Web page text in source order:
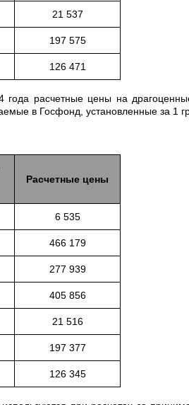
21 537
197 575
126 471
года расчетные цены на
в Госфонд, установленные за 1
Расчетные цены
6 535
466 179
277 939
405 856
21 516
197 377
126 345